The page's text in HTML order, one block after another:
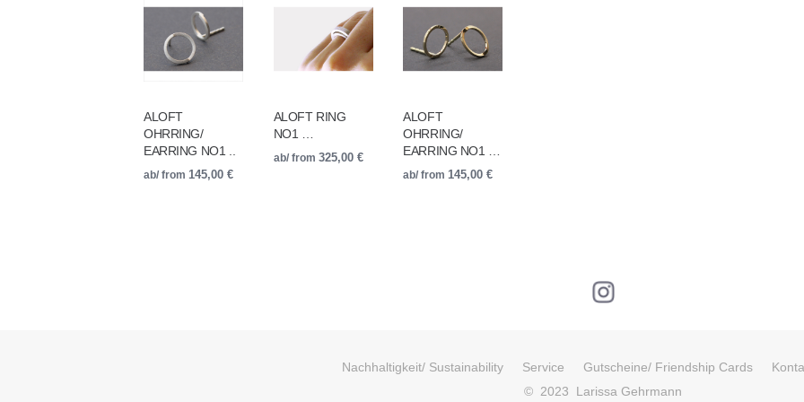
ALOFT
OHRRING/
EARRING NO1 ..
ab/ from 145,00 €
ALOFT RING
NO1 …
ab/ from 325,00 €
ALOFT
OHRRING/
EARRING NO1 …
ab/ from 145,00€
Nachhaltigkeit/ Sustainability Service Gutscheine/ Friendship Cards
© 2023 Larissa Gehrmann